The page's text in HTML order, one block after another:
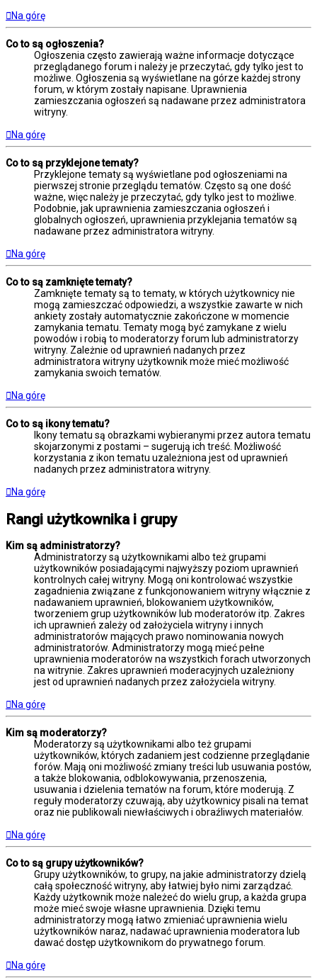
Na górę
Co to są ogłoszenia?
Ogłoszenia często zawierają ważne informacje dotyczące
przeglądanego forum i należy je przeczytać, gdy tylko jest to
możliwe. Ogłoszenia są wyświetlane na górze każdej strony
forum, w którym zostały napisane. Uprawnienia
zamieszczania ogłoszeń są nadawane przez administratora
witryny.
Na górę
Co to są przyklejone tematy?
Przyklejone tematy są wyświetlane pod ogłoszeniami na
pierwszej stronie przeglądu tematów. Często są one dość
ważne, więc należy je przeczytać, gdy tylko jest to możliwe.
Podobnie, jak uprawnienia zamieszczania ogłoszeń i
globalnych ogłoszeń, uprawnienia przyklejania tematów są
nadawane przez administratora witryny.
Na górę
Co to są zamknięte tematy?
Zamknięte tematy są to tematy, w których użytkownicy nie
mogą zamieszczać odpowiedzi, a wszystkie zawarte w nich
ankiety zostały automatycznie zakończone w momencie
zamykania tematu. Tematy mogą być zamykane z wielu
powodów i robią to moderatorzy forum lub administratorzy
witryny. Zależnie od uprawnień nadanych przez
administratora witryny użytkownik może mieć możliwość
zamykania swoich tematów.
Na górę
Co to są ikony tematu?
Ikony tematu są obrazkami wybieranymi przez autora tematu
skojarzonymi z postami – sugerują ich treść. Możliwość
korzystania z ikon tematu uzależniona jest od uprawnień
nadanych przez administratora witryny.
Na górę
Rangi użytkownika i grupy
Kim są administratorzy?
Administratorzy są użytkownikami albo też grupami
użytkowników posiadającymi najwyższy poziom uprawnień
kontrolnych całej witryny. Mogą oni kontrolować wszystkie
zagadnienia związane z funkcjonowaniem witryny włącznie z
nadawaniem uprawnień, blokowaniem użytkowników,
tworzeniem grup użytkowników lub moderatorów itp. Zakres
ich uprawnień zależy od założyciela witryny i innych
administratorów mających prawo nominowania nowych
administratorów. Administratorzy mogą mieć pełne
uprawnienia moderatorów na wszystkich forach utworzonych
na witrynie. Zakres uprawnień moderacyjnych uzależniony
jest od uprawnień nadanych przez założyciela witryny.
Na górę
Kim są moderatorzy?
Moderatorzy są użytkownikami albo też grupami
użytkowników, których zadaniem jest codzienne przeglądanie
forów. Mają oni możliwość zmiany treści lub usuwania postów,
a także blokowania, odblokowywania, przenoszenia,
usuwania i dzielenia tematów na forum, które moderują. Z
reguły moderatorzy czuwają, aby użytkownicy pisali na temat
oraz nie publikowali niewłaściwych i obraźliwych materiałów.
Na górę
Co to są grupy użytkowników?
Grupy użytkowników, to grupy, na jakie administratorzy dzielą
całą społeczność witryny, aby łatwiej było nimi zarządzać.
Każdy użytkownik może należeć do wielu grup, a każda grupa
może mieć swoje własne uprawnienia. Dzięki temu
administratorzy mogą łatwo zmieniać uprawnienia wielu
użytkowników naraz, nadawać uprawnienia moderatora lub
dawać dostęp użytkownikom do prywatnego forum.
Na górę